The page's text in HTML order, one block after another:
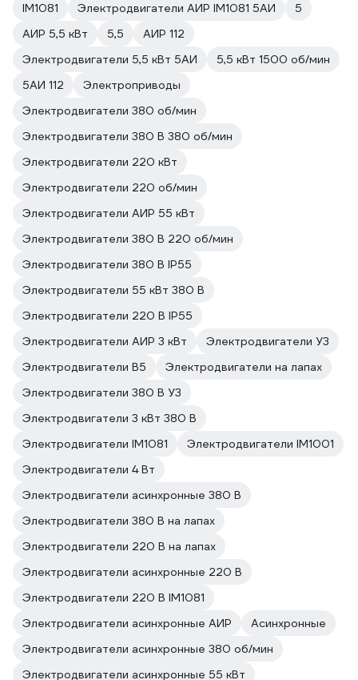
IM1081
Электродвигатели АИР IM1081 5АИ
5
АИР 5,5 кВт
5,5
АИР 112
Электродвигатели 5,5 кВт 5АИ
5,5 кВт 1500 об/мин
5АИ 112
Электроприводы
Электродвигатели 380 об/мин
Электродвигатели 380 В 380 об/мин
Электродвигатели 220 кВт
Электродвигатели 220 об/мин
Электродвигатели АИР 55 кВт
Электродвигатели 380 В 220 об/мин
Электродвигатели 380 В IP55
Электродвигатели 55 кВт 380 В
Электродвигатели 220 В IP55
Электродвигатели АИР 3 кВт
Электродвигатели У3
Электродвигатели В5
Электродвигатели на лапах
Электродвигатели 380 В У3
Электродвигатели 3 кВт 380 В
Электродвигатели IM1081
Электродвигатели IM1001
Электродвигатели 4 Вт
Электродвигатели асинхронные 380 В
Электродвигатели 380 В на лапах
Электродвигатели 220 В на лапах
Электродвигатели асинхронные 220 В
Электродвигатели 220 В IM1081
Электродвигатели асинхронные АИР
Асинхронные
Электродвигатели асинхронные 380 об/мин
Электродвигатели асинхронные 55 кВт